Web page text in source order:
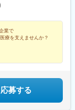
業で
療を支えませんか？
応募する